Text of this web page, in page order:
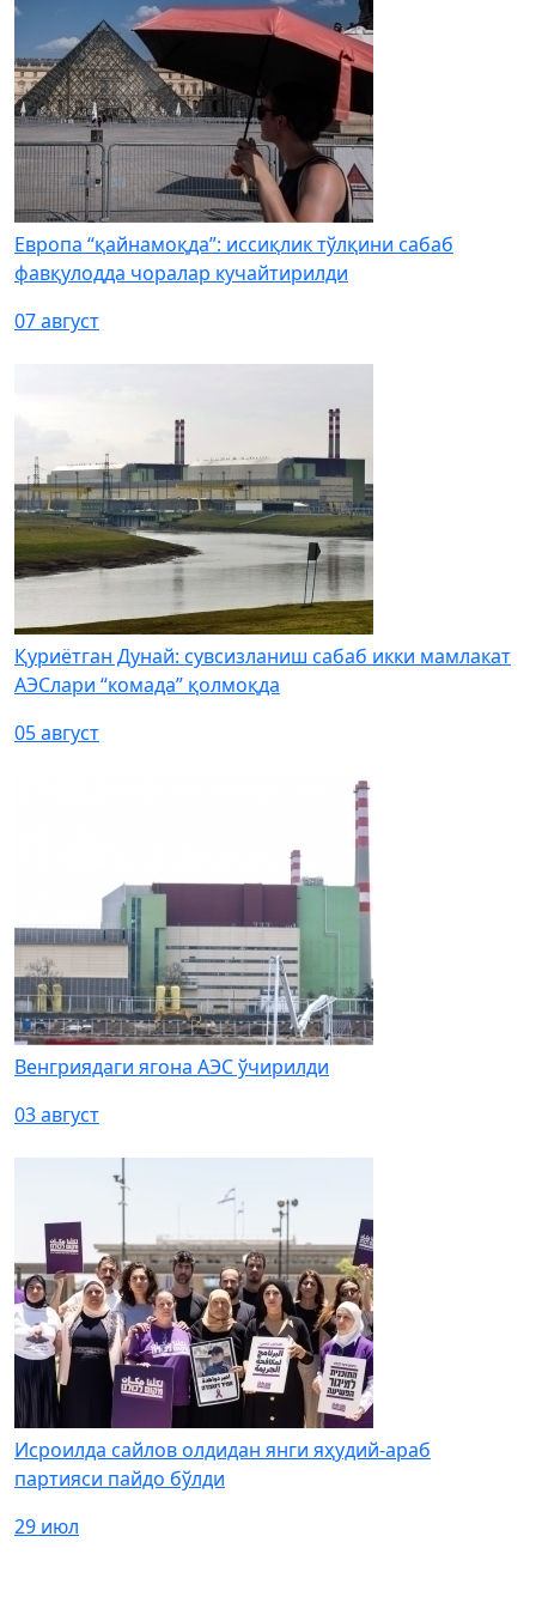
Европа “қайнамоқда”: иссиқлик тўлқини сабаб
фавқулодда чоралар кучайтирилди
07 август
Қуриётган Дунай: сувсизланиш сабаб икки мамлакат
АЭСлари “комада” қолмоқда
05 август
Венгриядаги ягона АЭС ўчирилди
03 август
Исроилда сайлов олдидан янги яҳудий-араб
партияси пайдо бўлди
29 июл